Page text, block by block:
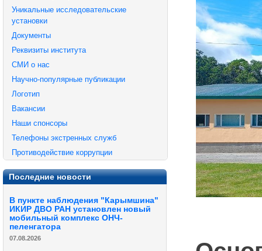
Уникальные исследовательские
установки
Документы
Реквизиты института
СМИ о нас
Научно-популярные публикации
Логотип
Вакансии
Наши спонсоры
Телефоны экстренных служб
Противодействие коррупции
Последние новости
В пункте наблюдения "Карымшина"
ИКИР ДВО РАН установлен новый
мобильный комплекс ОНЧ-
пеленгатора
07.08.2026